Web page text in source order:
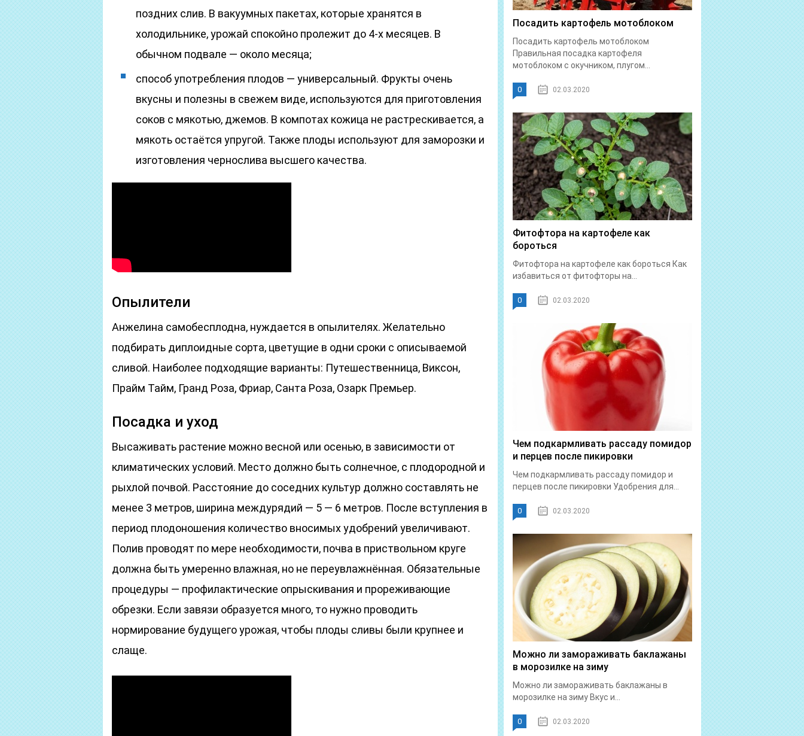
поздних слив. В вакуумных пакетах, которые хранятся в
холодильнике, урожай спокойно пролежит до 4-х месяцев. В
обычном подвале — около месяца;
способ употребления плодов — универсальный. Фрукты очень
вкусны и полезны в свежем виде, используются для приготовления
соков с мякотью, джемов. В компотах кожица не растрескивается, а
мякоть остаётся упругой. Также плоды используют для заморозки и
изготовления чернослива высшего качества.
Опылители
Анжелина самобесплодна, нуждается в опылителях. Желательно
подбирать диплоидные сорта, цветущие в одни сроки с описываемой
сливой. Наиболее подходящие варианты: Путешественница, Виксон,
Прайм Тайм, Гранд Роза, Фриар, Санта Роза, Озарк Премьер.
Посадка и уход
Высаживать растение можно весной или осенью, в зависимости от
климатических условий. Место должно быть солнечное, с плодородной и
рыхлой почвой. Расстояние до соседних культур должно составлять не
менее 3 метров, ширина междурядий — 5 — 6 метров. После вступления в
период плодоношения количество вносимых удобрений увеличивают.
Полив проводят по мере необходимости, почва в приствольном круге
должна быть умеренно влажная, но не переувлажнённая. Обязательные
процедуры — профилактические опрыскивания и прореживающие
обрезки. Если завязи образуется много, то нужно проводить
нормирование будущего урожая, чтобы плоды сливы были крупнее и
слаще.
Посадить картофель мотоблоком
Посадить картофель мотоблоком
Правильная посадка картофеля
мотоблоком с окучником, плугом...
0 02.03.2020
Фитофтора на картофеле как
бороться
Фитофтора на картофеле как бороться Как
избавиться от фитофторы на...
0 02.03.2020
Чем подкармливать рассаду помидор
и перцев после пикировки
Чем подкармливать рассаду помидор и
перцев после пикировки Удобрения для...
0 02.03.2020
Можно ли замораживать баклажаны
в морозилке на зиму
Можно ли замораживать баклажаны в
морозилке на зиму Вкус и...
0 02.03.2020